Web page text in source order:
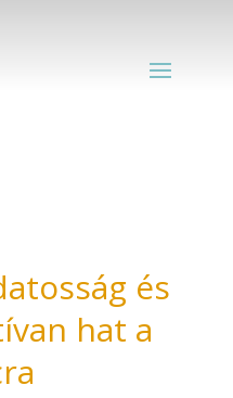
és
hat a